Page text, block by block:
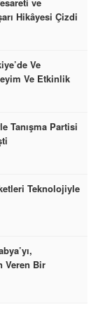
Hikâyesi Çizdi
Ve
Ve Etkinlik
Tanışma Partisi
Teknolojiyle
Veren Bir